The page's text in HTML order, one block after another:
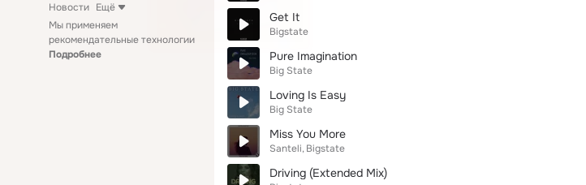
Новости Ещё
Мы применяем
рекомендательные технологии
Подробнее
Get It
Bigstate
Pure Imagination
Big State
Loving Is Easy
Big State
Miss You More
Santeli Bigstate
Driving (Extended Mix)